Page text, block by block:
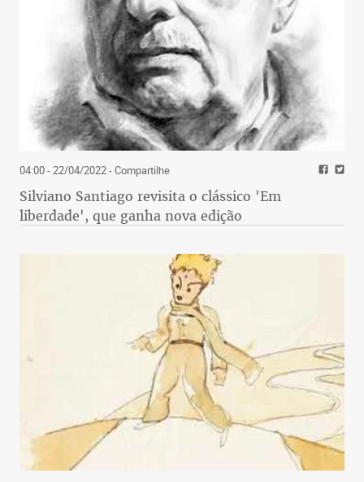
04:00 - 22/04/2022- Compartilhe
Silviano Santiago revisita o clássico 'Em
liberdade', que ganha nova edição